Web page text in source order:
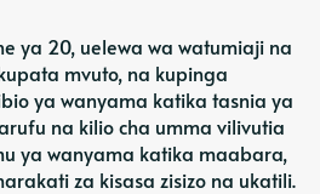
ya 20, uelewa wa watumiaji na
mvuto, na kupinga
ya wanyama katika tasnia ya
na kilio cha umma vilivutia
ya wanyama katika maabara,
za kisasa zisizo na ukatili.